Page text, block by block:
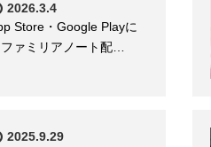
2026.3.4
Store・Google Playに
ァミリアノート配…
2025.9.29